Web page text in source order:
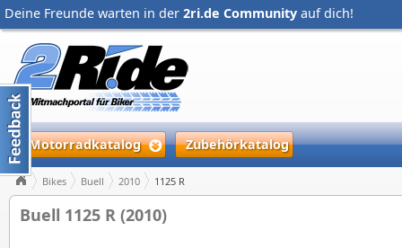
Deine Freunde warten in der 2ri.de Community auf dich!
Motorradkatalog Zubehörkatalog
Bikes Buell 2010 1125 R
Buell 1125 R (2010)